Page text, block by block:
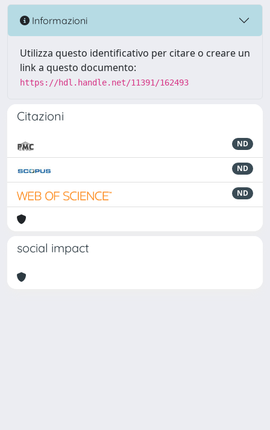
Informazioni
Utilizza questo identificativo per citare o creare un
link a questo documento:
https://hdl.handle.net/11391/162493
Citazioni
ND
ND
ND
social impact